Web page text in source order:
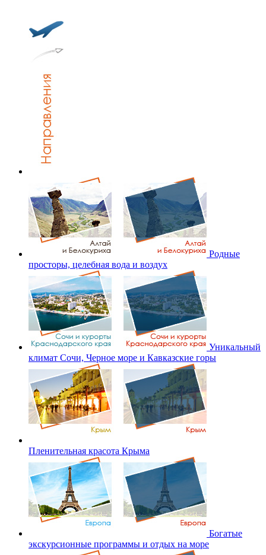
Родные
просторы, целебная вода и воздух
Уникальный
климат Сочи, Черное море и Кавказские горы
Пленительная красота Крыма
Богатые
экскурсионные программы и отдых на море